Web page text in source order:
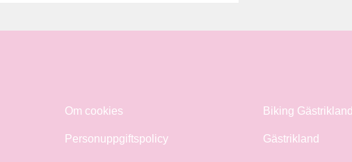
Om cookies
Personuppgiftspolicy
Biking Gästrikland
Gästrikland